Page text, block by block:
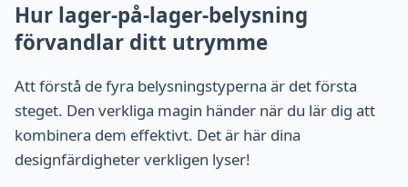
Hur lager-på-lager-belysning
förvandlar ditt utrymme
Att förstå de fyra belysningstyperna är det första
steget. Den verkliga magin händer när du lär dig att
kombinera dem effektivt. Det är här dina
designfärdigheter verkligen lyser!